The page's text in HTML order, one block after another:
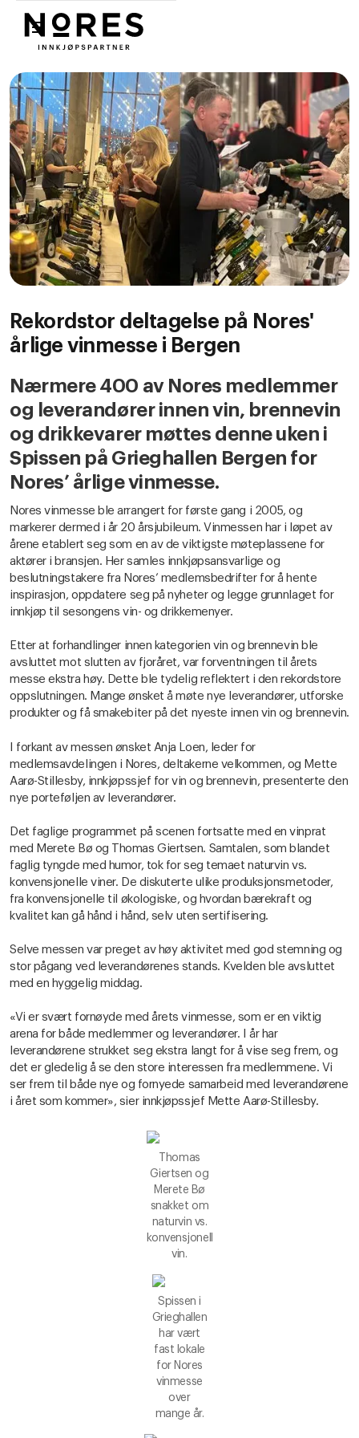
Nores
Rekordstor deltagelse på Nores'
årlige vinmesse i Bergen
Nærmere 400 av Nores medlemmer
og leverandører innen vin, brennevin
og drikkevarer møttes denne uken i
Spissen på Grieghallen Bergen for
Nores’ årlige vinmesse.
Nores vinmesse ble arrangert for første gang i 2005, og
markerer dermed i år 20 årsjubileum. Vinmessen har i løpet av
årene etablert seg som en av de viktigste møteplassene for
aktører i bransjen. Her samles innkjøpsansvarlige og
beslutningstakere fra Nores’ medlemsbedrifter for å hente
inspirasjon, oppdatere seg på nyheter og legge grunnlaget for
innkjøp til sesongens vin- og drikkemenyer.
Etter at forhandlinger innen kategorien vin og brennevin ble
avsluttet mot slutten av fjoråret, var forventningen til årets
messe ekstra høy. Dette ble tydelig reflektert i den rekordstore
oppslutningen. Mange ønsket å møte nye leverandører, utforske
produkter og få smakebiter på det nyeste innen vin og brennevin.
I forkant av messen ønsket Anja Loen, leder for
medlemsavdelingen i Nores, deltakerne velkommen, og Mette
Aarø-Stillesby, innkjøpssjef for vin og brennevin, presenterte den
nye porteføljen av leverandører.
Det faglige programmet på scenen fortsatte med en vinprat
med Merete Bø og Thomas Giertsen. Samtalen, som blandet
faglig tyngde med humor, tok for seg temaet naturvin vs.
konvensjonelle viner. De diskuterte ulike produksjonsmetoder,
fra konvensjonelle til økologiske, og hvordan bærekraft og
kvalitet kan gå hånd i hånd, selv uten sertifisering.
Selve messen var preget av høy aktivitet med god stemning og
stor pågang ved leverandørenes stands. Kvelden ble avsluttet
med en hyggelig middag.
«Vi er svært fornøyde med årets vinmesse, som er en viktig
arena for både medlemmer og leverandører. I år har
leverandørene strukket seg ekstra langt for å vise seg frem, og
det er gledelig å se den store interessen fra medlemmene. Vi
ser frem til både nye og fornyede samarbeid med leverandørene
i året som kommer», sier innkjøpssjef Mette Aarø-Stillesby.
Thomas
Giertsen og
Merete Bø
snakket om
naturvin vs.
konvensjonell
vin.
Spissen i
Grieghallen
har vært
fast lokale
for Nores
vinmesse
over
mange år.